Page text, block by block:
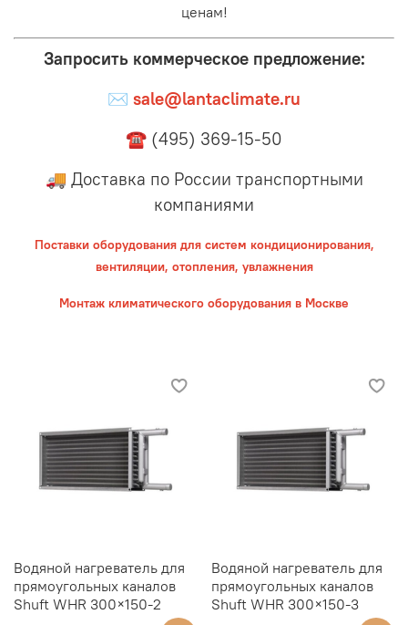
ценам!
Запросить коммерческое предложение:
✉ sale@lantaclimate.ru
☎ (495) 369-15-50
🚚 Доставка по России транспортными
компаниями
Поставки оборудования для систем кондиционирования,
вентиляции, отопления, увлажнения
Монтаж климатического оборудования в Москве
Водяной нагреватель для
прямоугольных каналов
Shuft WHR 300×150-2
Водяной нагреватель для
прямоугольных каналов
Shuft WHR 300×150-3